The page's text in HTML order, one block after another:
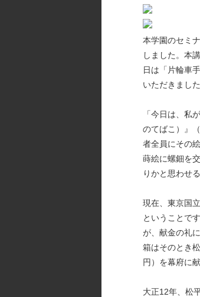
本学園のセミ
しました。本
日は「片輪車
いただきました
「今日は、私
のてばこ）』
者全員にその
蒔絵に螺鈿を
りかと思わせ
現在、東京国
ということで
が、献金の礼
箱はそのとき
円）を幕府に
大正12年、松